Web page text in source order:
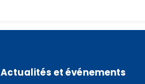
Actualités et événements